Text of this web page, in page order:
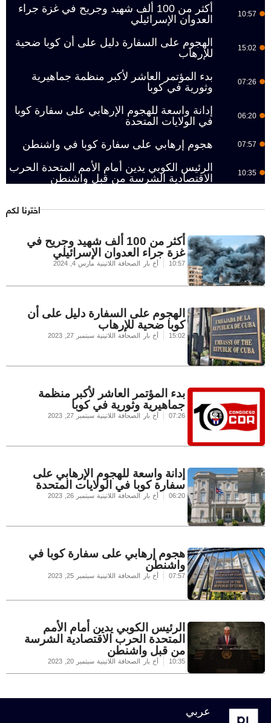
10:57
أكثر من 100 ألف شهيد وجريح في غزة جراء
العدوان الإسرائيلي
15:02
الهجوم على السفارة دليل على أن كوبا ضحية
للإرهاب
07:26
بدء المؤتمر العاشر لأكبر منظمة جماهيرية
وثورية في كوبا
06:20
إدانة واسعة للهجوم الإرهابي على سفارة كوبا
في الولايات المتحدة
07:57 هجوم إرهابي على سفارة كوبا في واشنطن
10:35
الرئيس الكوبي يدين أمام الأمم المتحدة الحرب
الاقتصادية الشرسة من قبل واشنطن
اخترنا لكم
أكثر من 100 ألف شهيد وجريح في
غزة جراء العدوان الإسرائيلي
10:57 أخ بار الصحافة اللاتينية مارس 4, 2024
الهجوم على السفارة دليل على أن
كوبا ضحية للإرهاب
15:02 أخ بار الصحافة اللاتينية سبتمبر 27, 2023
بدء المؤتمر العاشر لأكبر منظمة
جماهيرية وثورية في كوبا
07:26 أخ بار الصحافة اللاتينية سبتمبر 27, 2023
إدانة واسعة للهجوم الإرهابي على
سفارة كوبا في الولايات المتحدة
06:20 أخ بار الصحافة اللاتينية سبتمبر 26, 2023
هجوم إرهابي على سفارة كوبا في
واشنطن
07:57 أخ بار الصحافة اللاتينية سبتمبر 25, 2023
الرئيس الكوبي يدين أمام الأمم
المتحدة الحرب الاقتصادية الشرسة
من قبل واشنطن
10:35 أخ بار الصحافة اللاتينية سبتمبر 20, 2023
عربي